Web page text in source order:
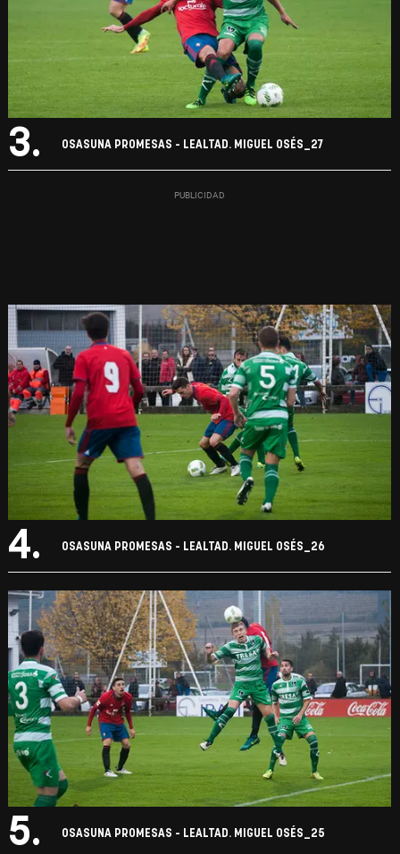
3. OSASUNA PROMESAS - LEALTAD. MIGUEL OSÉS_27
4. OSASUNA PROMESAS - LEALTAD. MIGUEL OSÉS_26
5. OSASUNA PROMESAS - LEALTAD. MIGUEL OSÉS_25